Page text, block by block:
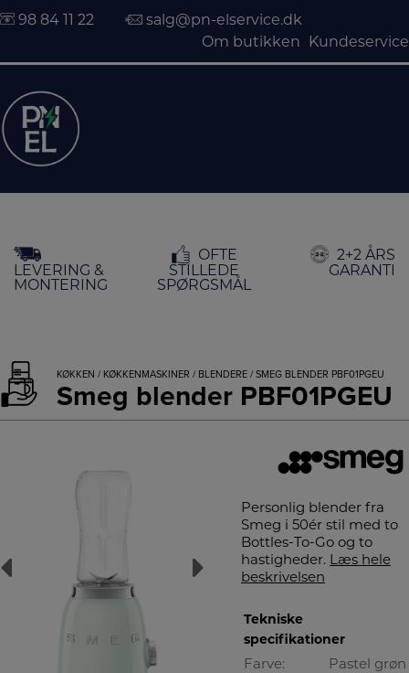
indholdet
98 84 11 22
salg@pn-elservice.dk
Om butikken
Kundeservice
LEVERING &
MONTERING
OFTE
STILLEDE
SPØRGSMÅL
2+2 ÅRS
GARANTI
KØKKEN / KØKKENMASKINER / BLENDERE / SMEG BLENDER PBF01PGEU
Smeg blender PBF01PGEU
Personlig blender fra
Smeg i 50ér stil med to
Bottles-To-Go og to
hastigheder. Læs hele
beskrivelsen
Tekniske
specifikationer
Farve:
Pastel grøn